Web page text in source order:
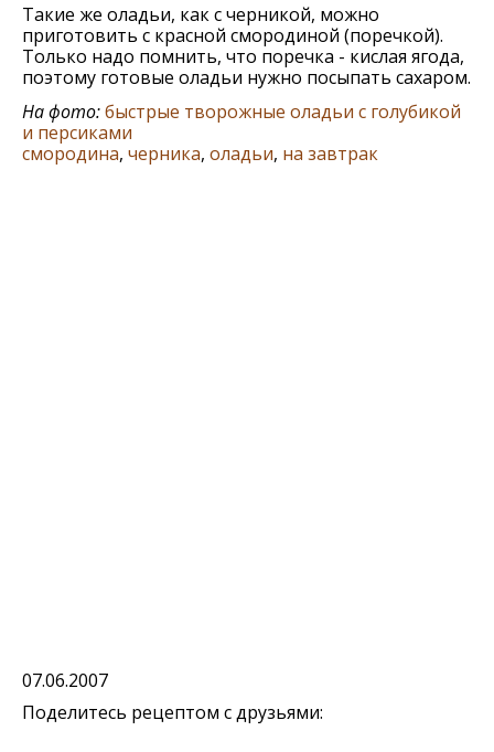
Такие же оладьи, как с черникой, можно
приготовить с красной смородиной (поречкой).
Только надо помнить, что поречка - кислая ягода,
поэтому готовые оладьи нужно посыпать сахаром.
На фото:быстрые творожные оладьи с голубикой
и персиками
смородина, черника, оладьи, на завтрак
07.06.2007
Поделитесь рецептом с друзьями: